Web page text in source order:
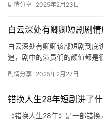
（…
剧情分享 2025年2月23日
白云深处有卿卿短剧剧
白云深处有卿卿该部短剧到底
追，剧中的演员们的颜值都是
南…
剧情分享 2025年2月27日
错换人生28年短剧讲了
《错换人生28年》是一部错